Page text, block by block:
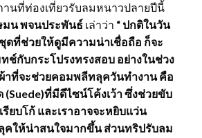
านที่ท่องเที่ยวรับลมหนาวปลายปีนี้
มน พจนประพันธ์ เล่าว่า “ ปกติในวัน
ดที่ช่วยให้ดูมีความน่าเชื่อถือ ก็จะ
ช์กับกระโปรงทรงสอบ อย่างในช่วง
าที่จะช่วยคอมพลีทลุควันทำงาน คือ
(Suede)ที่มีดีไซน์โค้งเว้า ซึ่งช่วยขับ
ยบโก้ และเราอาจจะหยิบแว่น
คให้น่าสนใจมากขึ้น ส่วนทริปรับลม